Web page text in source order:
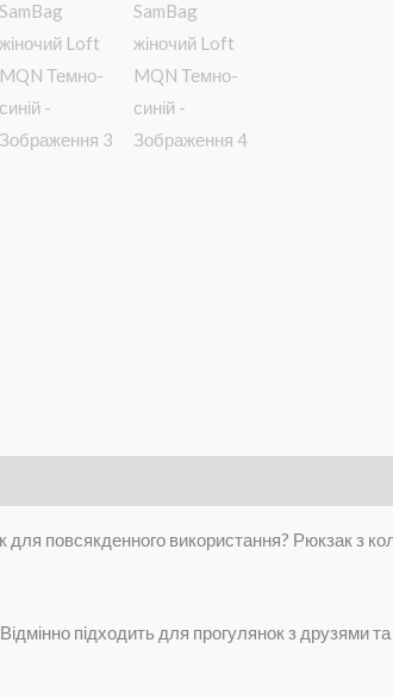
для повсякденного використання? Рюкзак з
підходить для прогулянок з друзями